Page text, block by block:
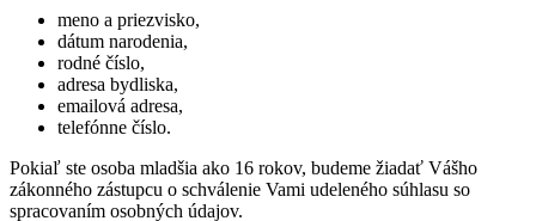
meno a priezvisko,
dátum narodenia,
rodné číslo,
adresa bydliska,
emailová adresa,
telefónne číslo.
Pokiaľ ste osoba mladšia ako 16 rokov, budeme žiadať Vášho
zákonného zástupcu o schválenie Vami udeleného súhlasu so
spracovaním osobných údajov.